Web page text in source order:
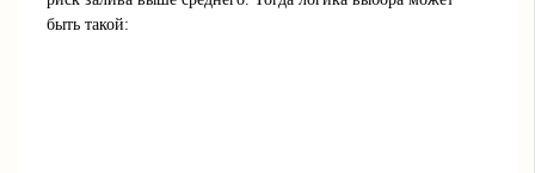
быть такой: